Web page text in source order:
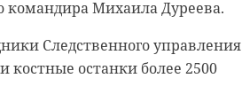
командира Михаила Дуреева.
Следственного управления
останки более 2500
полиции проводится
произошедшего", -
официальном канале